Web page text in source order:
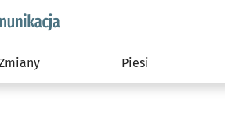
podserwis: Komunikacja
Piesi